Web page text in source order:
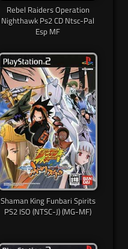
Rebel Raiders Operation
Nighthawk Ps2 CD Ntsc-Pal
Esp MF
Shaman King Funbari Spirits
PS2 ISO (NTSC-J) (MG-MF)